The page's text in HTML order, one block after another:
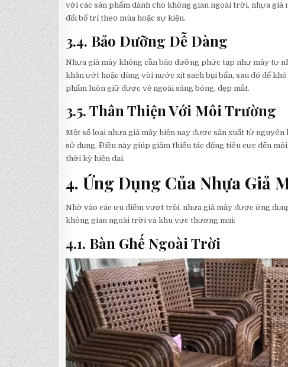
với các sản phẩm dành cho không gian ngoài trời, nhựa
đổi bố trí theo mùa hoặc sự kiện.
3.4. Bảo Dưỡng Dễ Dàng
Nhựa giả mây không cần bảo dưỡng phức tạp như mây tự
khăn ướt hoặc dùng vòi nước xịt sạch bụi bẩn, sau đó để
phẩm luôn giữ được vẻ ngoài sáng bóng, đẹp mắt.
3.5. Thân Thiện Với Môi Trường
Một số loại nhựa giả mây hiện nay được sản xuất từ
sử dụng. Điều này giúp giảm thiểu tác động tiêu cực đến
thời kỳ hiện đại.
4. Ứng Dụng Của Nhựa Giả
Nhờ vào các ưu điểm vượt trội, nhựa giả mây được ứng
không gian ngoài trời và khu vực thương mại:
4.1. Bàn Ghế Ngoài Trời